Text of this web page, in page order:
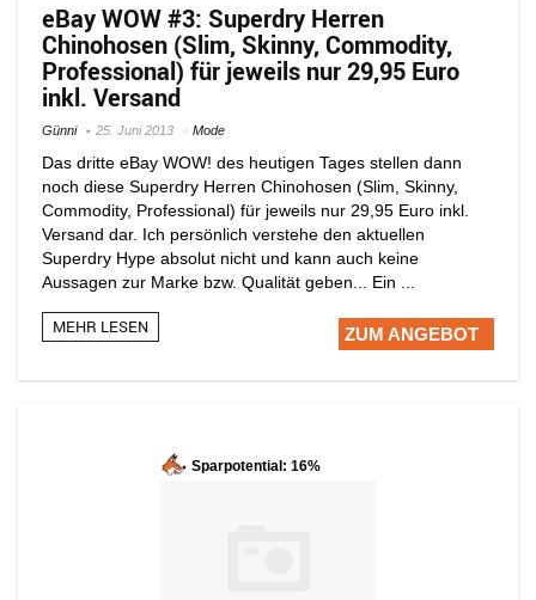
eBay WOW #3: Superdry Herren
Chinohosen (Slim, Skinny, Commodity,
Professional) für jeweils nur 29,95 Euro
inkl. Versand
Günni 25. Juni 2013 Mode
Das dritte eBay WOW! des heutigen Tages stellen dann
noch diese Superdry Herren Chinohosen (Slim, Skinny,
Commodity, Professional) für jeweils nur 29,95 Euro inkl.
Versand dar. Ich persönlich verstehe den aktuellen
Superdry Hype absolut nicht und kann auch keine
Aussagen zur Marke bzw. Qualität geben... Ein ...
MEHR LESEN ZUM ANGEBOT
Sparpotential: 16%